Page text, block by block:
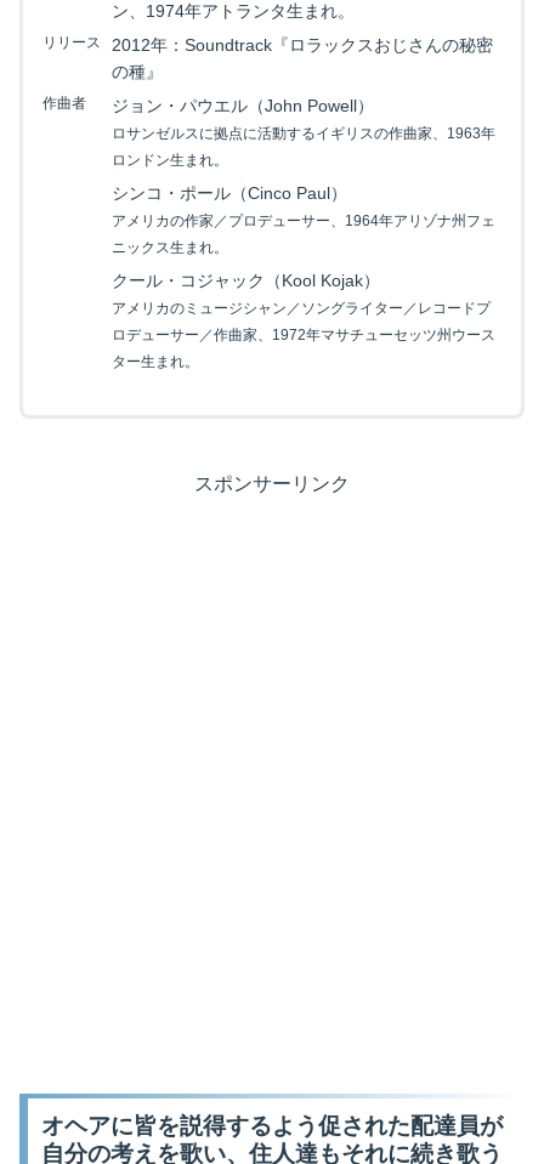
ン、1974年アトランタ生まれ。
リリース
2012年：Soundtrack『ロラックスおじさんの秘密
の種』
作曲者 ジョン・パウエル（John Powell）
ロサンゼルスに拠点に活動するイギリスの作曲家、1963年
ロンドン生まれ。
シンコ・ポール（Cinco Paul）
アメリカの作家／プロデューサー、1964年アリゾナ州フェ
ニックス生まれ。
クール・コジャック（Kool Kojak）
アメリカのミュージシャン／ソングライター／レコードプ
ロデューサー／作曲家、1972年マサチューセッツ州ウース
ター生まれ。
スポンサーリンク
オヘアに皆を説得するよう促された配達員が
自分の考えを歌い、住人達もそれに続き歌う